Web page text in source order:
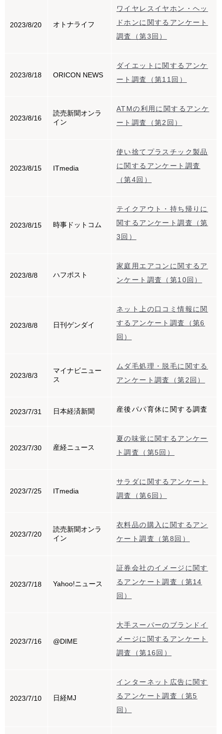
2023/8/20 オトナライフ
ワイヤレスイヤホン・ヘッ
ドホンに関するアンケート
調査（第3回）
2023/8/18 ORICON NEWS
ダイエットに関するアンケ
ート調査（第11回）
2023/8/16
読売新聞オンラ
イン
ATMの利用に関するアンケ
ート調査（第2回）
2023/8/15 ITmedia
使い捨てプラスチック製品
に関するアンケート調査
（第4回）
2023/8/15 時事ドットコム
テイクアウト・持ち帰りに
関するアンケート調査（第
3回）
2023/8/8 ハフポスト
家庭用エアコンに関するア
ンケート調査（第10回）
2023/8/8 日刊ゲンダイ
ネット上の口コミ情報に関
するアンケート調査（第6
回）
2023/8/3
マイナビニュー
ス
ムダ毛処理・脱毛に関する
アンケート調査（第2回）
2023/7/31 日本経済新聞 産後パパ育休に関する調査
2023/7/30 産経ニュース
夏の味覚に関するアンケー
ト調査（第5回）
2023/7/25 ITmedia
サラダに関するアンケート
調査（第6回）
2023/7/20
読売新聞オンラ
イン
衣料品の購入に関するアン
ケート調査（第8回）
2023/7/18 Yahoo!ニュース
証券会社のイメージに関す
るアンケート調査（第14
回）
2023/7/16 @DIME
大手スーパーのブランドイ
メージに関するアンケート
調査（第16回）
2023/7/10 日経MJ
インターネット広告に関す
るアンケート調査（第5
回）